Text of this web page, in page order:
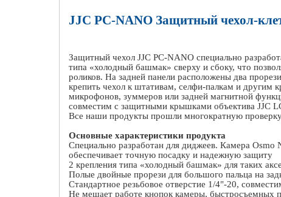
JJC PC-NANO Защитный чехол-
Защитный чехол JJC PC-NANO специально
типа «холодный башмак» сверху и сбоку, что
роликов. На задней панели расположены два
крепить чехол к штативам, селфи-палкам и
микрофонов, зуммеров или задней магнитной
совместим с защитными крышками объектива JJC
Все наши продукты прошли многократную
Основные характеристики продукта
Специально разработан для диджеев. Камера Osmo
обеспечивает точную посадку и надежную защиту
2 крепления типа «холодный башмак» для таких
Полые двойные прорези для большого пальца на
Стандартное резьбовое отверстие 1/4"-20,
Не мешает работе кнопок камеры, быстросъемных